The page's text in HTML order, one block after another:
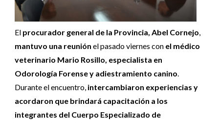
El procurador general de la Provincia, Abel Cornejo,
mantuvo una reunión el pasado viernes con el médico
veterinario Mario Rosillo, especialista en
Odorología Forense y adiestramiento canino.
Durante el encuentro, intercambiaron experiencias y
acordaron que brindará capacitación a los
integrantes del Cuerpo Especializado de